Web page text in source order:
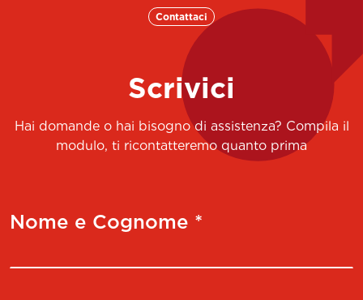
Contattaci
Scrivici
Hai domande o hai bisogno di assistenza? Compila il
modulo, ti ricontatteremo quanto prima
Nome e Cognome *